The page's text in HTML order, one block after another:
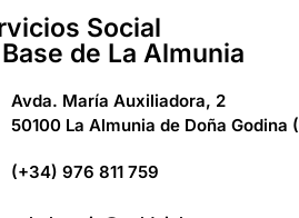
Social
de La Almunia
Avda. María Auxiliadora, 2
50100 La Almunia de Doña Godina
(+34) 976 811 759